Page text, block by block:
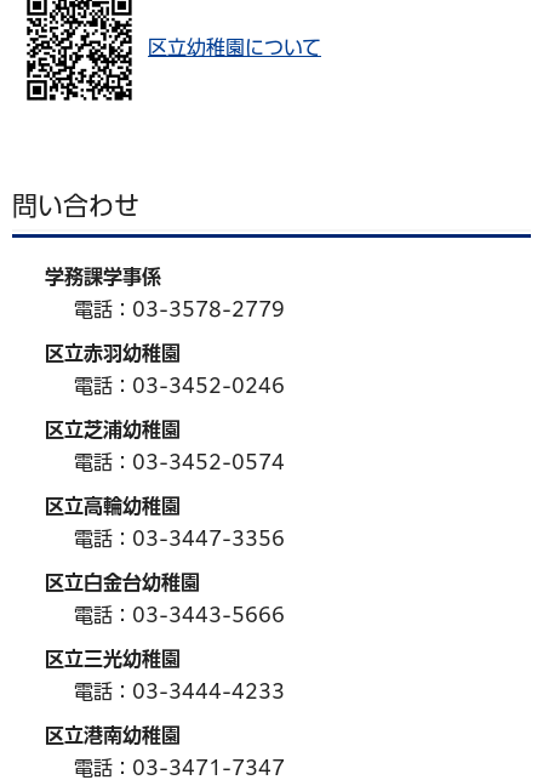
区立幼稚園について
問い合わせ
学務課学事係
電話：03-3578-2779
区立赤羽幼稚園
電話：03-3452-0246
区立芝浦幼稚園
電話：03-3452-0574
区立高輪幼稚園
電話：03-3447-3356
区立白金台幼稚園
電話：03-3443-5666
区立三光幼稚園
電話：03-3444-4233
区立港南幼稚園
電話：03-3471-7347